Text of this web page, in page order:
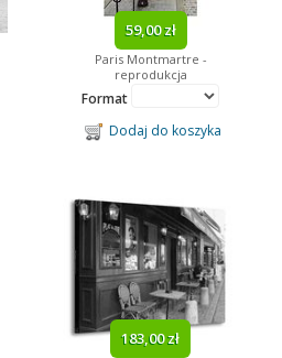
59,00 zł
Paris Montmartre -
reprodukcja
Format
Dodaj do koszyka
183,00 zł